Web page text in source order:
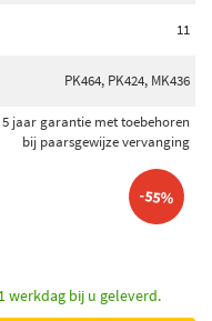
11
PK464, PK424, MK436
5 jaar garantie met toebehoren
bij paarsgewijze vervanging
-55%
werkdag bij u geleverd.